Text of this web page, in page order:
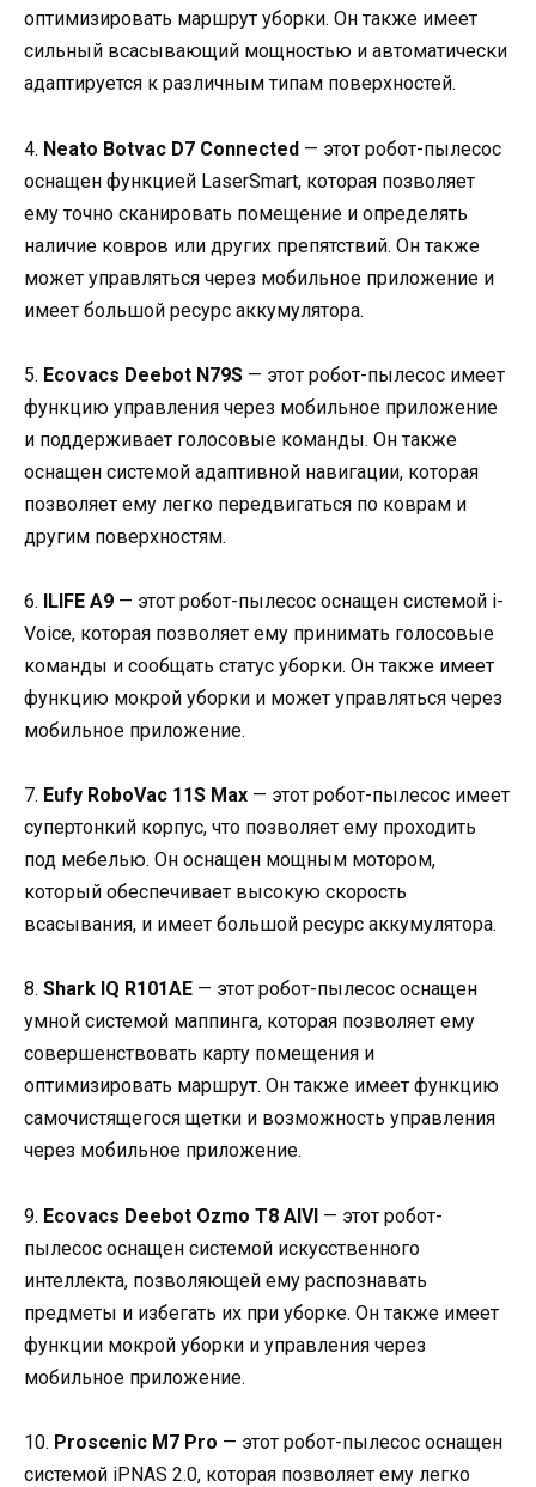
оптимизировать маршрут уборки. Он также имеет
сильный всасывающий мощностью и автоматически
адаптируется к различным типам поверхностей.
4. Neato Botvac D7 Connected — этот робот-пылесос
оснащен функцией LaserSmart, которая позволяет
ему точно сканировать помещение и определять
наличие ковров или других препятствий. Он также
может управляться через мобильное приложение и
имеет большой ресурс аккумулятора.
5. Ecovacs Deebot N79S — этот робот-пылесос имеет
функцию управления через мобильное приложение
и поддерживает голосовые команды. Он также
оснащен системой адаптивной навигации, которая
позволяет ему легко передвигаться по коврам и
другим поверхностям.
6. ILIFE A9 — этот робот-пылесос оснащен системой i-
Voice, которая позволяет ему принимать голосовые
команды и сообщать статус уборки. Он также имеет
функцию мокрой уборки и может управляться через
мобильное приложение.
7. Eufy RoboVac 11S Max — этот робот-пылесос имеет
супертонкий корпус, что позволяет ему проходить
под мебелью. Он оснащен мощным мотором,
который обеспечивает высокую скорость
всасывания, и имеет большой ресурс аккумулятора.
8. Shark IQ R101AE — этот робот-пылесос оснащен
умной системой маппинга, которая позволяет ему
совершенствовать карту помещения и
оптимизировать маршрут. Он также имеет функцию
самочистящегося щетки и возможность управления
через мобильное приложение.
9. Ecovacs Deebot Ozmo T8 AIVI — этот робот-
пылесос оснащен системой искусственного
интеллекта, позволяющей ему распознавать
предметы и избегать их при уборке. Он также имеет
функции мокрой уборки и управления через
мобильное приложение.
10. Proscenic M7 Pro — этот робот-пылесос оснащен
системой iPNAS 2.0, которая позволяет ему легко